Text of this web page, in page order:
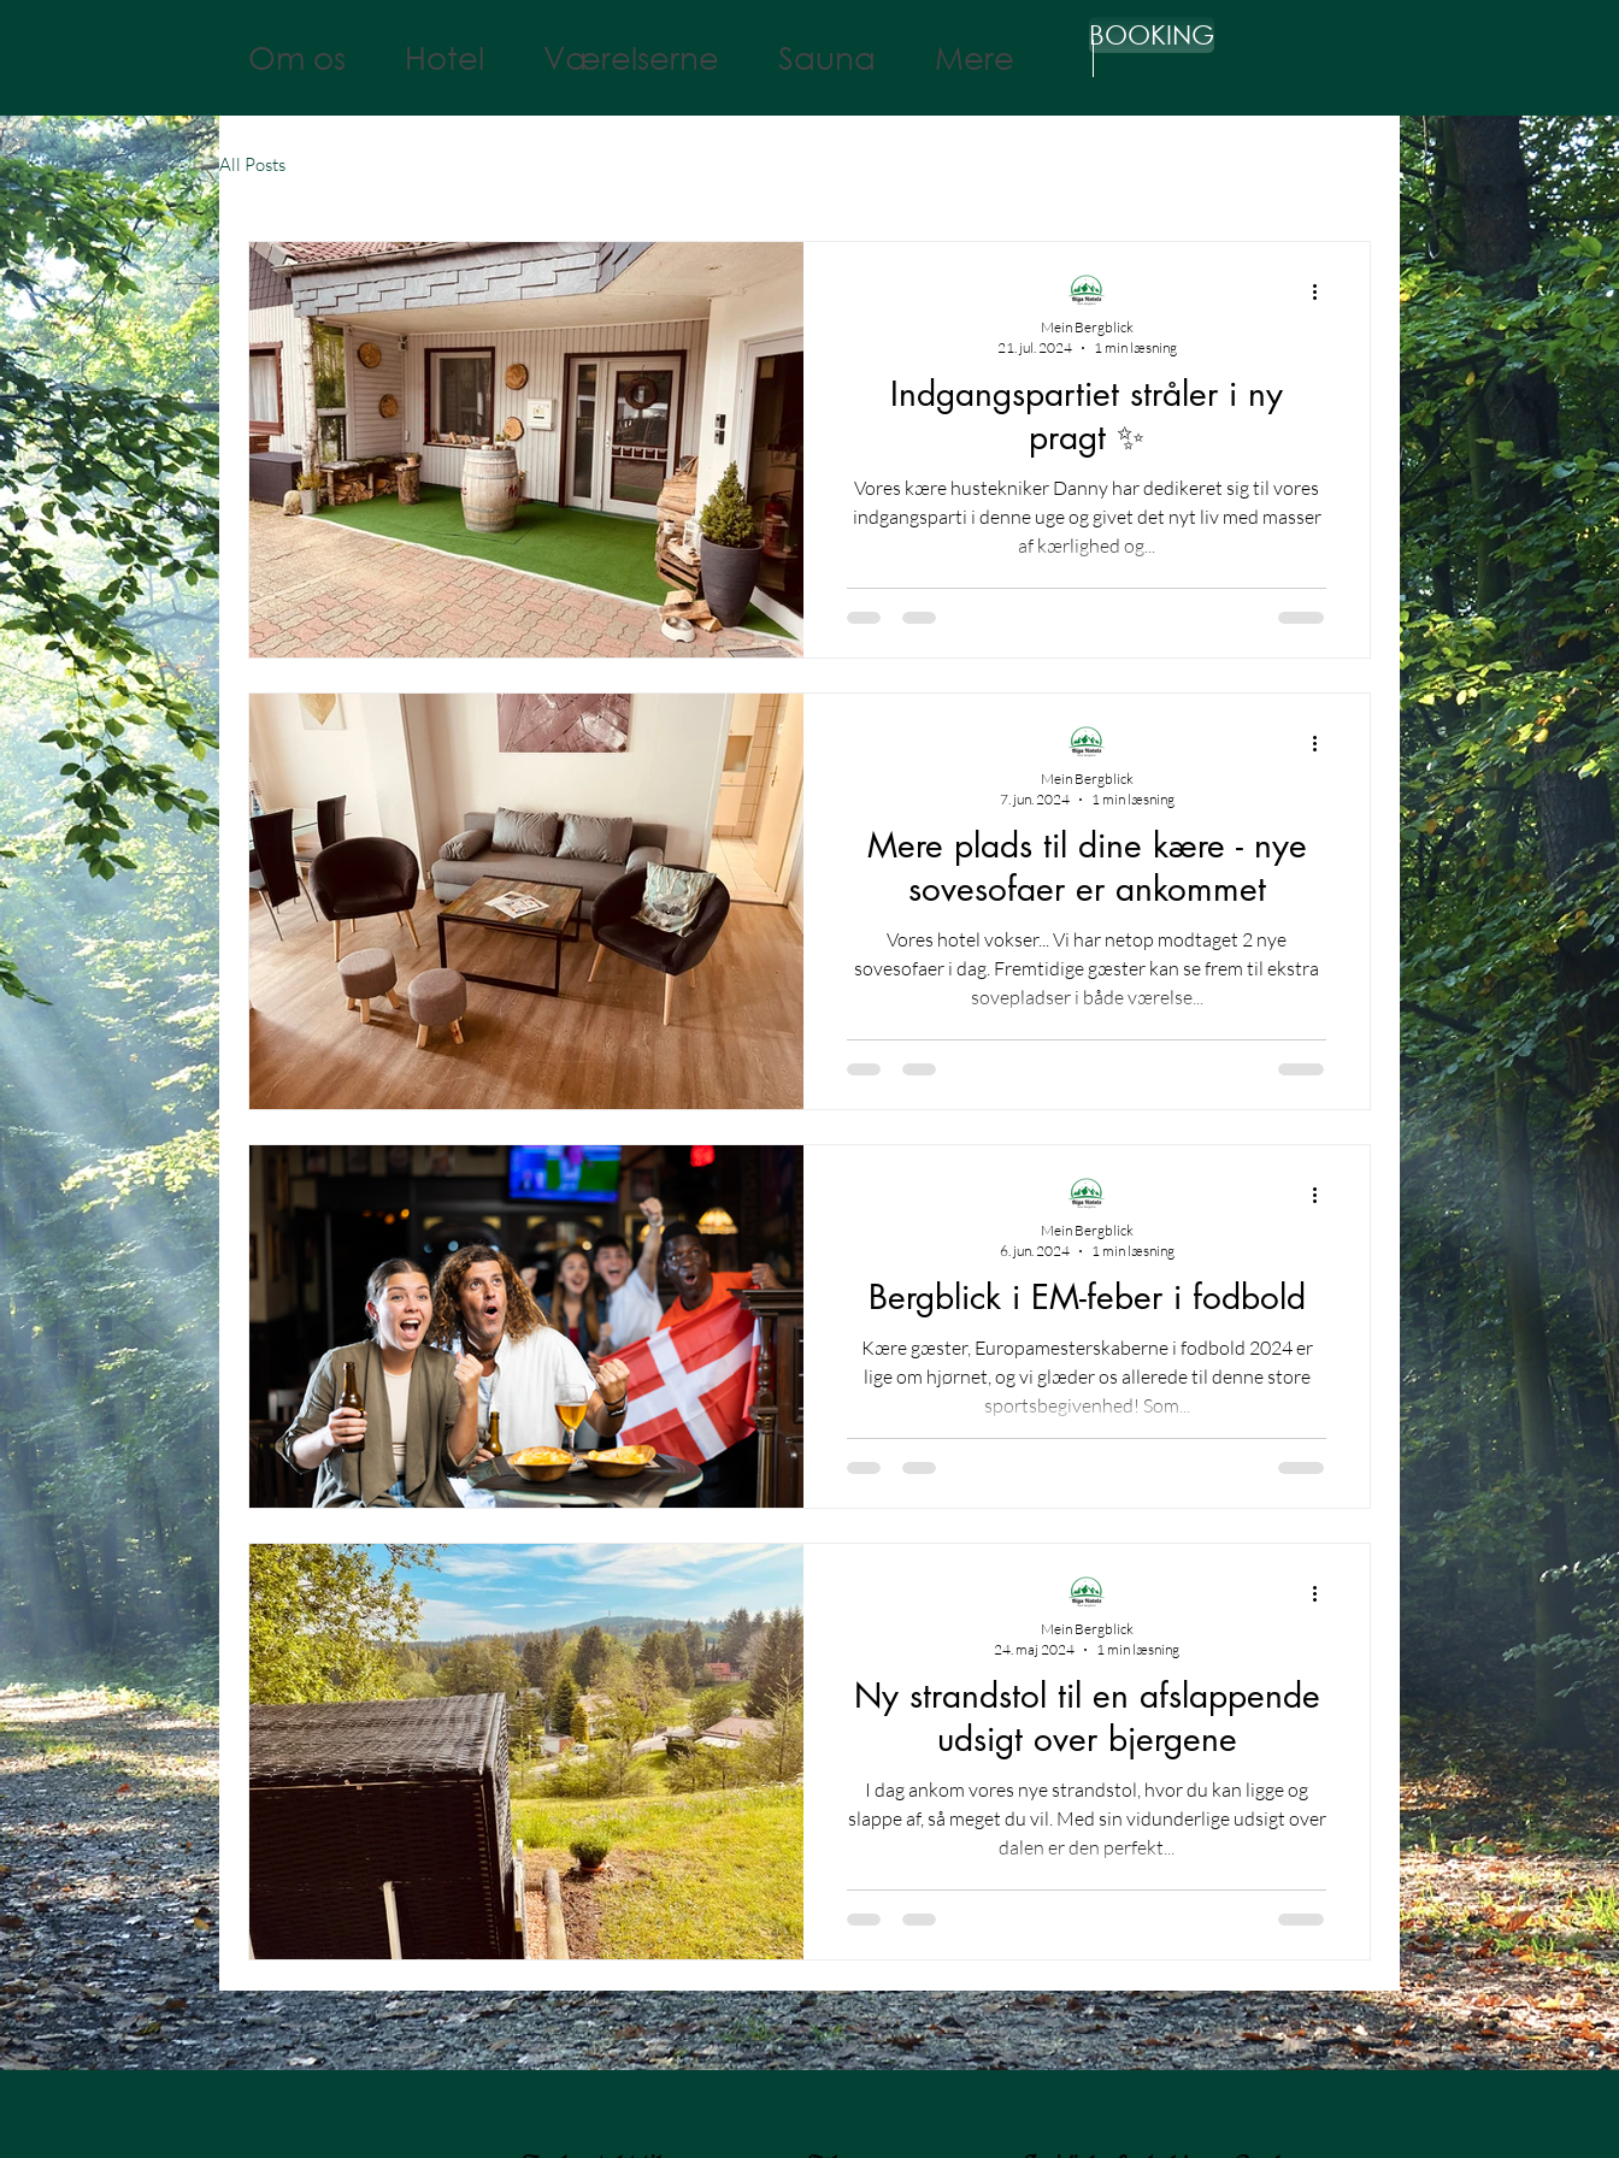
Om os Hotel Værelserne Sauna Mere
BOOKING
All Posts
Indgangspartiet stråler i ny
pragt ✨
Vores kære hustekniker Danny har dedikeret sig til vores
indgangsparti i denne uge og givet det nyt liv med masser
af kærlighed og...
Mein Bergblick
21. jul. 2024
1 min læsning
Mere plads til dine kære - nye
sovesofaer er ankommet
Vores hotel vokser... Vi har netop modtaget 2 nye
sovesofaer i dag. Fremtidige gæster kan se frem til ekstra
sovepladser i både værelse...
Mein Bergblick
7. jun. 2024
1 min læsning
Bergblick i EM-feber i fodbold
Kære gæster, Europamesterskaberne i fodbold 2024 er
lige om hjørnet, og vi glæder os allerede til denne store
sportsbegivenhed! Som...
Mein Bergblick
6. jun. 2024
1 min læsning
Ny strandstol til en afslappende
udsigt over bjergene
I dag ankom vores nye strandstol, hvor du kan ligge og
slappe af, så meget du vil. Med sin vidunderlige udsigt over
dalen er den perfekt...
Mein Bergblick
24. maj 2024
1 min læsning